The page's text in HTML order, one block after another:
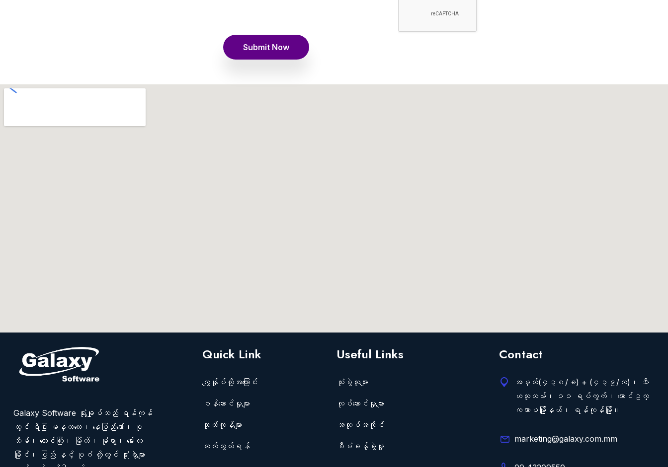
Submit Now
Galaxy Software ရုံးချုပ်သည် ရန်ကုန်
တွင် ရှိပြီး မန္တလေး၊ နေပြည်တော်၊ ပု
သိမ်၊ တောင်ကြီး၊ မြိတ်၊ မုံရွာ၊ မော်လ
မြိုင်၊ ပြည် နှင့် ပုဂံ တို့တွင် ရုံးခွဲများ
Quick Link
ကျွန်ုပ်တို့အကြောင်း
ဝန်ဆောင်မှုများ
ထုတ်ကုန်များ
ဆက်သွယ်ရန်
Useful Links
သုံးစွဲသူများ
လုပ်ဆောင်မှုများ
အလုပ်အကိုင်
စီမံခန့်ခွဲမှု
Contact
အမှတ်(၄၃၈/ခ) + (၄၃၉/က)၊ သီ
ဟသူလမ်း၊ ၁၁ ရပ်ကွက်၊ တောင်ဥက္
ကလာပမြို့နယ်၊ ရန်ကုန်မြို့။
marketing@galaxy.com.mm